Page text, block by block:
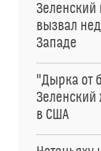
Зеленский
вызвал
Западе
"Дырка от
Зеленский
в США